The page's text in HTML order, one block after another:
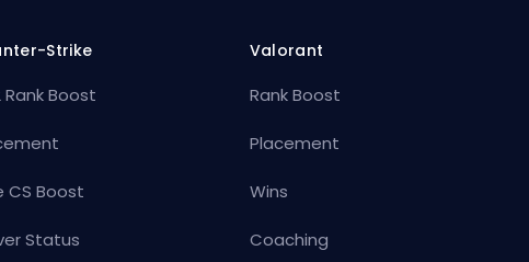
Strike
Rank Boost
CS Boost
Status
Valorant
Rank Boost
Placement
Wins
Coaching